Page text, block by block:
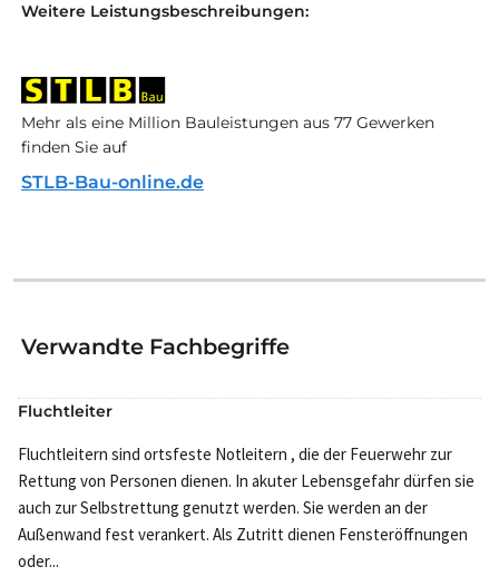
Weitere Leistungsbeschreibungen:
Mehr als eine Million Bauleistungen aus 77 Gewerken
finden Sie auf
STLB-Bau-online.de
Verwandte Fachbegriffe
Fluchtleiter
Fluchtleitern sind ortsfeste Notleitern , die der Feuerwehr zur
Rettung von Personen dienen. In akuter Lebensgefahr dürfen sie
auch zur Selbstrettung genutzt werden. Sie werden an der
Außenwand fest verankert. Als Zutritt dienen Fensteröffnungen
oder...